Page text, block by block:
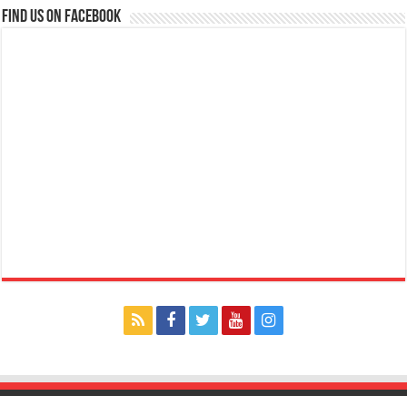
Find us on Facebook